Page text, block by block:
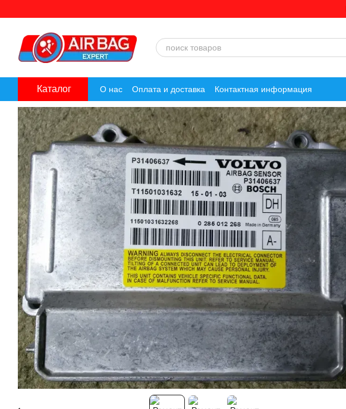
Каталог О нас Оплата и доставка Контактная информация